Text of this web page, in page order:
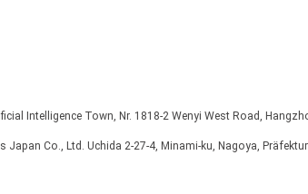
Intelligence Town, Nr. 1818-2 Wenyi West Road,
Japan Co., Ltd. Uchida 2-27-4, Minami-ku, Nagoya,